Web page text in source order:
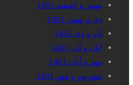
بهمن و اسفند 1401
دی و بهمن 1401
آذر و دی 1401
آبان و آذر 1401
مهر و آبان 1401
شهریور و مهر 1401